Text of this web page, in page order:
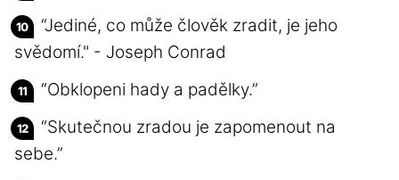
“Jediné, co může člověk zradit, je jeho
svědomí." - Joseph Conrad
“Obklopeni hady a padělky.”
“Skutečnou zradou je zapomenout na
sebe.”